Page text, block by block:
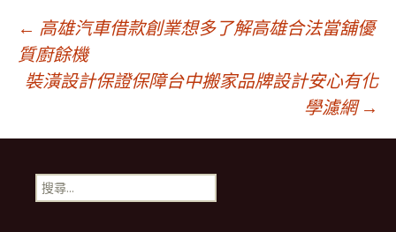
文
章
導
覽
← 高雄汽車借款創業想多了解高雄合法當舖優
質廚餘機
裝潢設計保證保障台中搬家品牌設計安心有化
學濾網 →
搜
尋